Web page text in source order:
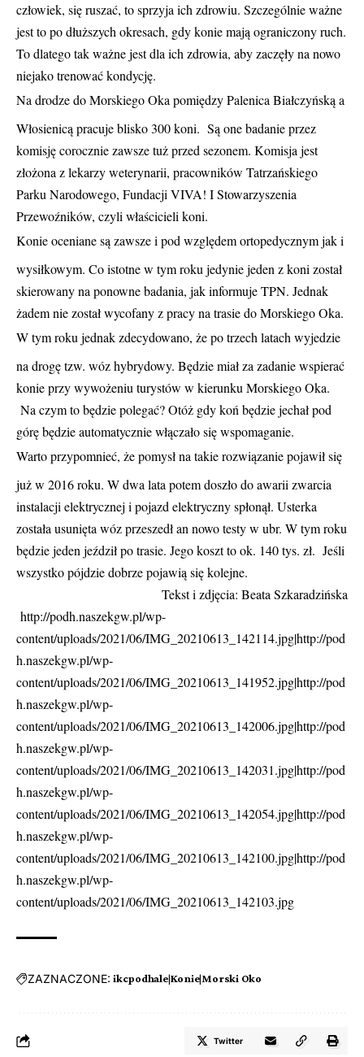
człowiek, się ruszać, to sprzyja ich zdrowiu. Szczególnie ważne
jest to po dłuższych okresach, gdy konie mają ograniczony ruch.
To dlatego tak ważne jest dla ich zdrowia, aby zaczęły na nowo
niejako trenować kondycję.
Na drodze do Morskiego Oka pomiędzy Palenica Białczyńską a
Włosienicą pracuje blisko 300 koni. Są one badanie przez
komisję corocznie zawsze tuż przed sezonem. Komisja jest
złożona z lekarzy weterynarii, pracowników Tatrzańskiego
Parku Narodowego, Fundacji VIVA! I Stowarzyszenia
Przewoźników, czyli właścicieli koni.
Konie oceniane są zawsze i pod względem ortopedycznym jak i
wysiłkowym. Co istotne w tym roku jedynie jeden z koni został
skierowany na ponowne badania, jak informuje TPN. Jednak
żadem nie został wycofany z pracy na trasie do Morskiego Oka.
W tym roku jednak zdecydowano, że po trzech latach wyjedzie
na drogę tzw. wóz hybrydowy. Będzie miał za zadanie wspierać
konie przy wywożeniu turystów w kierunku Morskiego Oka.
Na czym to będzie polegać? Otóż gdy koń będzie jechał pod
górę będzie automatycznie włączało się wspomaganie.
Warto przypomnieć, że pomysł na takie rozwiązanie pojawił się
już w 2016 roku. W dwa lata potem doszło do awarii zwarcia
instalacji elektrycznej i pojazd elektryczny spłonął. Usterka
została usunięta wóz przeszedł an nowo testy w ubr. W tym roku
będzie jeden jeździł po trasie. Jego koszt to ok. 140 tys. zł. Jeśli
wszystko pójdzie dobrze pojawią się kolejne.
Tekst i zdjęcia: Beata Szkaradzińska
http://podh.naszekgw.pl/wp-
content/uploads/2021/06/IMG_20210613_142114.jpg|http://pod
h.naszekgw.pl/wp-
content/uploads/2021/06/IMG_20210613_141952.jpg|http://pod
h.naszekgw.pl/wp-
content/uploads/2021/06/IMG_20210613_142006.jpg|http://pod
h.naszekgw.pl/wp-
content/uploads/2021/06/IMG_20210613_142031.jpg|http://pod
h.naszekgw.pl/wp-
content/uploads/2021/06/IMG_20210613_142054.jpg|http://pod
h.naszekgw.pl/wp-
content/uploads/2021/06/IMG_20210613_142100.jpg|http://pod
h.naszekgw.pl/wp-
content/uploads/2021/06/IMG_20210613_142103.jpg
ZAZNACZONE: ikcpodhale|Konie|Morski Oko
Twitter